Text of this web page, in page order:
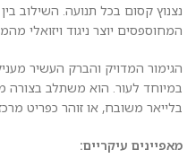
נצנוץ קסום בכל תנועה. השילוב
המחוספסים יוצר ניגוד ויזואלי
הגימור המדויק והברק העשיר
במיוחד לעור. הוא משתלב בצורה
בלייאר משובח, או זוהר כפריט
מאפיינים עיקריים: